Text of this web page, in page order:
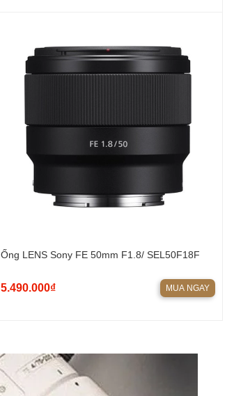
Ống LENS Sony FE 50mm F1.8/ SEL50F18F
5.490.000₫ MUA NGAY